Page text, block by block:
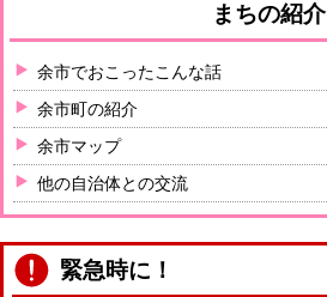
まちの紹介
余市でおこったこんな話
余市町の紹介
余市マップ
他の自治体との交流
緊急時に！